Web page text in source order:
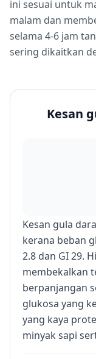
ini sesuai untuk
malam dan
selama 4-6 jam
sering dikaitkan
Kesan
Kesan gula
kerana beban
2.8 dan GI 29.
membekalkan
berpanjangan
glukosa yang
yang kaya
minyak sapi